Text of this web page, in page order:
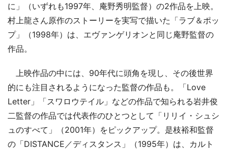
に」（いずれも1997年、庵野秀明監督）の2作品を上映。
村上龍さん原作のストーリーを実写で描いた「ラブ＆ポッ
プ」（1998年）は、エヴァンゲリオンと同じ庵野監督の
作品。
上映作品の中には、90年代に頭角を現し、その後世界
的にも注目されるようになった監督の作品も。「Love
Letter」「スワロウテイル」などの作品で知られる岩井俊
二監督の作品では代表作のひとつとして「リリイ・シュシ
ュのすべて」（2001年）をピックアップ。是枝裕和監督
の「DISTANCE／ディスタンス」（1995年）は、カルト